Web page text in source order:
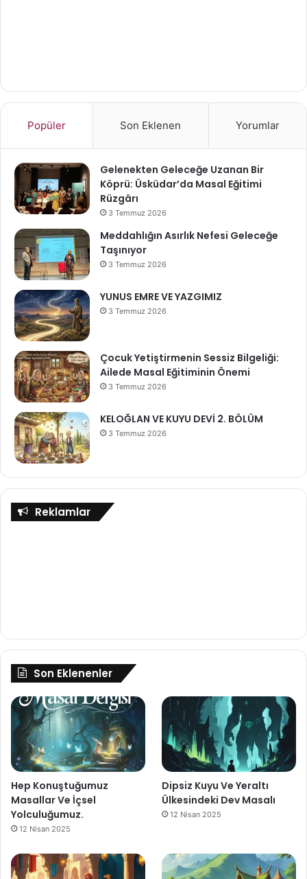
Popüler Son Eklenen Yorumlar
Gelenekten Geleceğe Uzanan Bir
Köprü: Üsküdar’da Masal Eğitimi
Rüzgârı
3 Temmuz 2026
Meddahlığın Asırlık Nefesi Geleceğe
Taşınıyor
3 Temmuz 2026
YUNUS EMRE VE YAZGIMIZ
3 Temmuz 2026
Çocuk Yetiştirmenin Sessiz Bilgeliği:
Ailede Masal Eğitiminin Önemi
3 Temmuz 2026
KELOĞLAN VE KUYU DEVİ 2. BÖLÜM
3 Temmuz 2026
Reklamlar
Son Eklenenler
Hep Konuştuğumuz
Masallar Ve İçsel
Yolculuğumuz.
12 Nisan 2025
Dipsiz Kuyu Ve Yeraltı
Ülkesindeki Dev Masalı
12 Nisan 2025